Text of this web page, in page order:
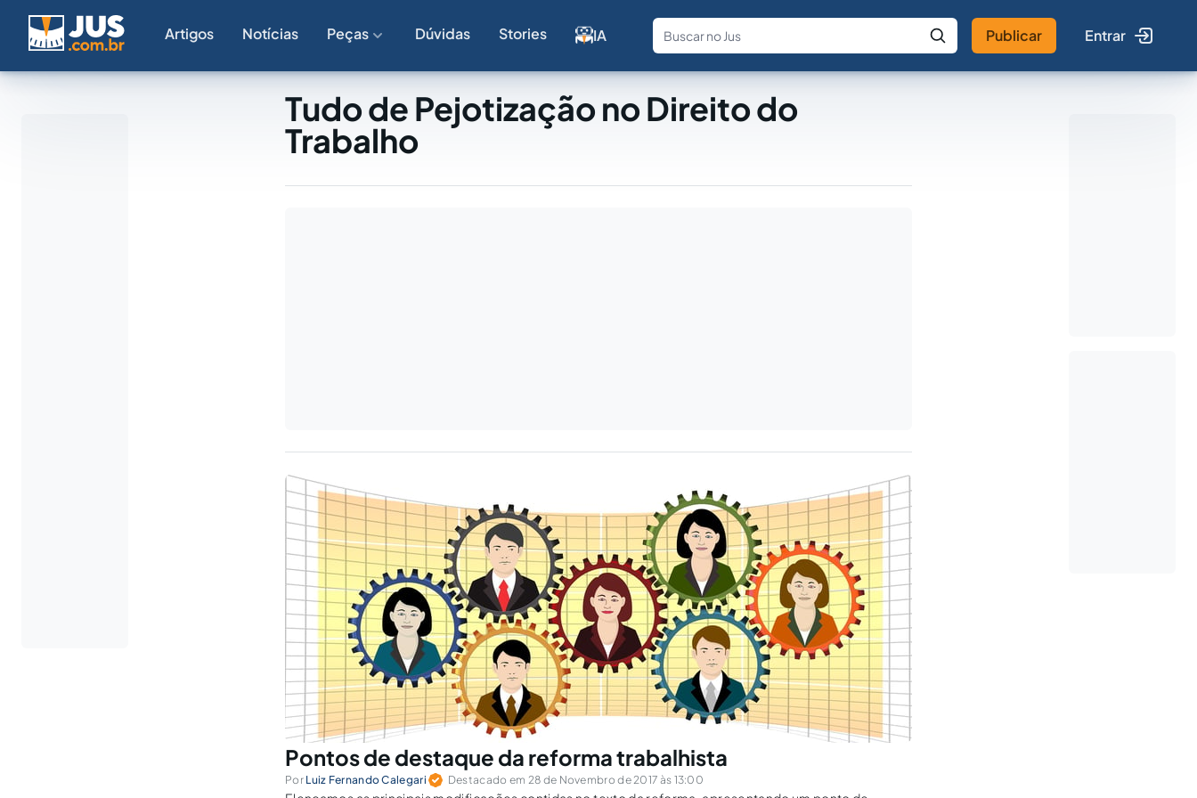
Artigos Notícias Peças Dúvidas Stories IA
Fale com a IA Buscar no Jus
Publicar Entrar
Tudo de Pejotização no Direito do
Trabalho
Pontos de destaque da reforma trabalhista
Por Luiz Fernando Calegari Destacado em 28 de Novembro de 2017 às 13:00